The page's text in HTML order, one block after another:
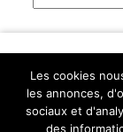
Les cookies
les annonces,
sociaux et
des